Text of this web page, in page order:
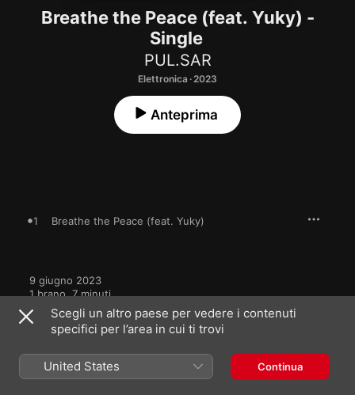
Breathe the Peace (feat. Yuky) -
Single
PUL.SAR
Elettronica · 2023
Anteprima
1 Breathe the Peace (feat. Yuky)
9 giugno 2023
1 brano, 7 minuti
℗ 2023 Claw Trax
Scegli un altro paese per vedere i contenuti
specifici per l’area in cui ti trovi
United States Continua